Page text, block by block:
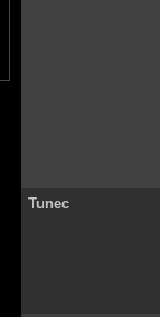
Tunec